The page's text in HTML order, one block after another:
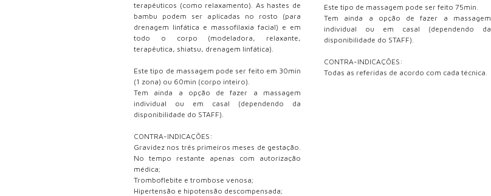
terapêuticos (como relaxamento). As hastes de
bambu podem ser aplicadas no rosto (para
drenagem linfática e massofilaxia facial) e em
todo o corpo (modeladora, relaxante,
terapêutica, shiatsu, drenagem linfática).
Este tipo de massagem pode ser feito em 30min
(1 zona) ou 60min (corpo inteiro).
Tem ainda a opção de fazer a massagem
individual ou em casal (dependendo da
disponibilidade do STAFF).
CONTRA-INDICAÇÕES:
Gravidez nos três primeiros meses de gestação.
No tempo restante apenas com autorização
médica;
Tromboflebite e trombose venosa;
Hipertensão e hipotensão descompensada;
Este tipo de massagem pode ser feito 75min.
Tem ainda a opção de fazer a massagem
individual ou em casal (dependendo da
disponibilidade do STAFF).
CONTRA-INDICAÇÕES:
Todas as referidas de acordo com cada técnica.